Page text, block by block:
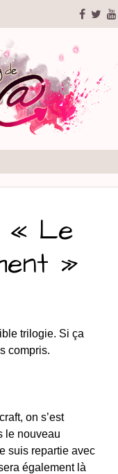
Le
»
trilogie. Si ça
compris.
on s’est
le nouveau
suis repartie avec
également là